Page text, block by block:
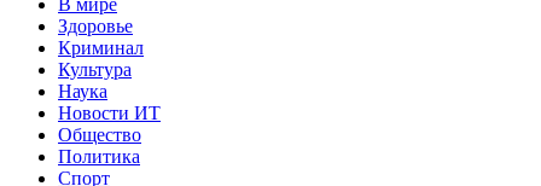
В мире
Здоровье
Криминал
Культура
Наука
Новости ИТ
Общество
Политика
Спорт